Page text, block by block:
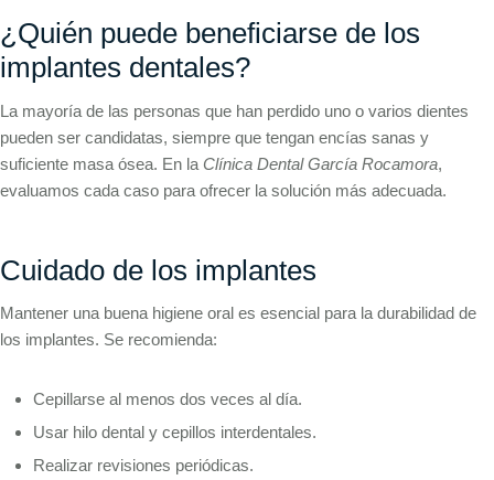
¿Quién puede beneficiarse de los
implantes dentales?
La mayoría de las personas que han perdido uno o varios dientes
pueden ser candidatas, siempre que tengan encías sanas y
suficiente masa ósea. En la Clínica Dental García Rocamora,
evaluamos cada caso para ofrecer la solución más adecuada.
Cuidado de los implantes
Mantener una buena higiene oral es esencial para la durabilidad de
los implantes. Se recomienda:
Cepillarse al menos dos veces al día.
Usar hilo dental y cepillos interdentales.
Realizar revisiones periódicas.